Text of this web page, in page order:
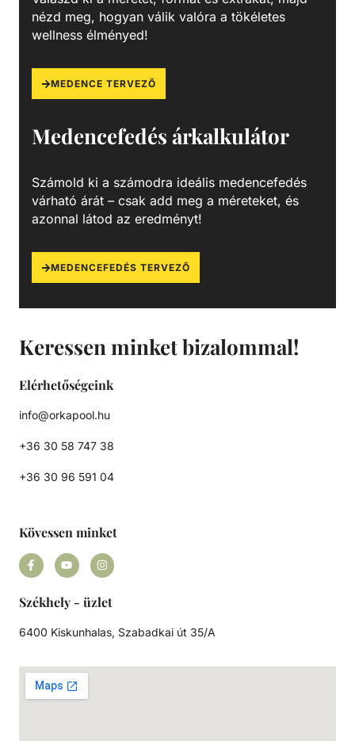
Keressen minket bizalommal!
Elérhetőségeink
info@orkapool.hu
+36 30 58 747 38
+36 30 96 591 04
Kövessen minket
Székhely - üzlet
6400 Kiskunhalas, Szabadkai út 35/A
nézd meg, hogyan válik valóra a tökéletes
wellness élményed!
MEDENCE TERVEZŐ
Medencefedés árkalkulátor
Számold ki a számodra ideális medencefedés
várható árát – csak add meg a méreteket, és
azonnal látod az eredményt!
MEDENCEFEDÉS TERVEZŐ